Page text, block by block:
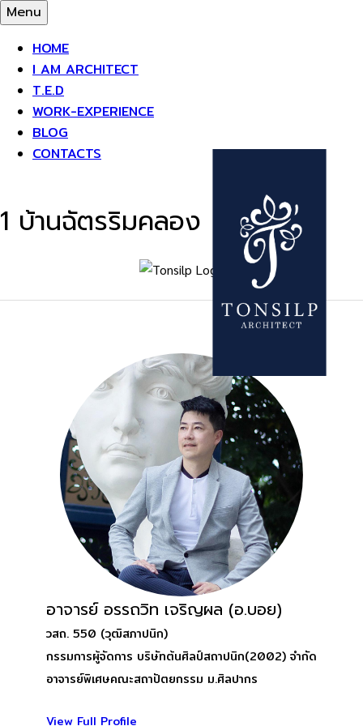
Skip
to
content
Menu
HOME
I AM ARCHITECT
T.E.D
WORK-EXPERIENCE
BLOG
CONTACTS
1 บ้านฉัตรริมคลอง
อาจารย์ อรรถวิท เจริญผล (อ.บอย)
วสถ. 550 (วุฒิสภาปนิก)
กรรมการผู้จัดการ บริษัทต้นศิลป์สถาปนิก(2002) จำกัด
อาจารย์พิเศษคณะสถาปัตยกรรม ม.ศิลปากร
View Full Profile